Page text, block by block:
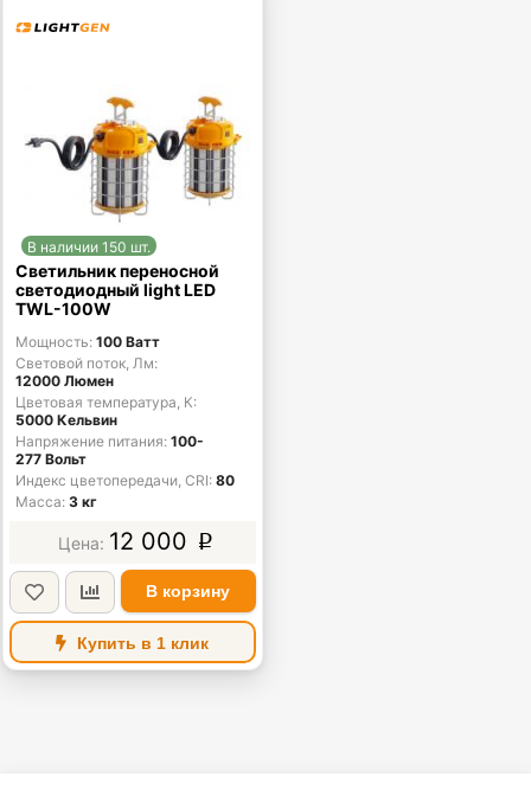
В наличии 150 шт.
Светильник переносной
светодиодный light LED
TWL-100W
Мощность 100 Ватт
Световой поток, Лм
12000 Люмен
Цветовая температура, К
5000 Кельвин
Напряжение питания 100-
277 Вольт
Индекс цветопередачи, CRI 80
Масса 3 кг
12 000 p
В корзину
Купить в 1 клик